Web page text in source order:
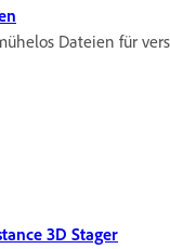
Dateien für
3D Stager